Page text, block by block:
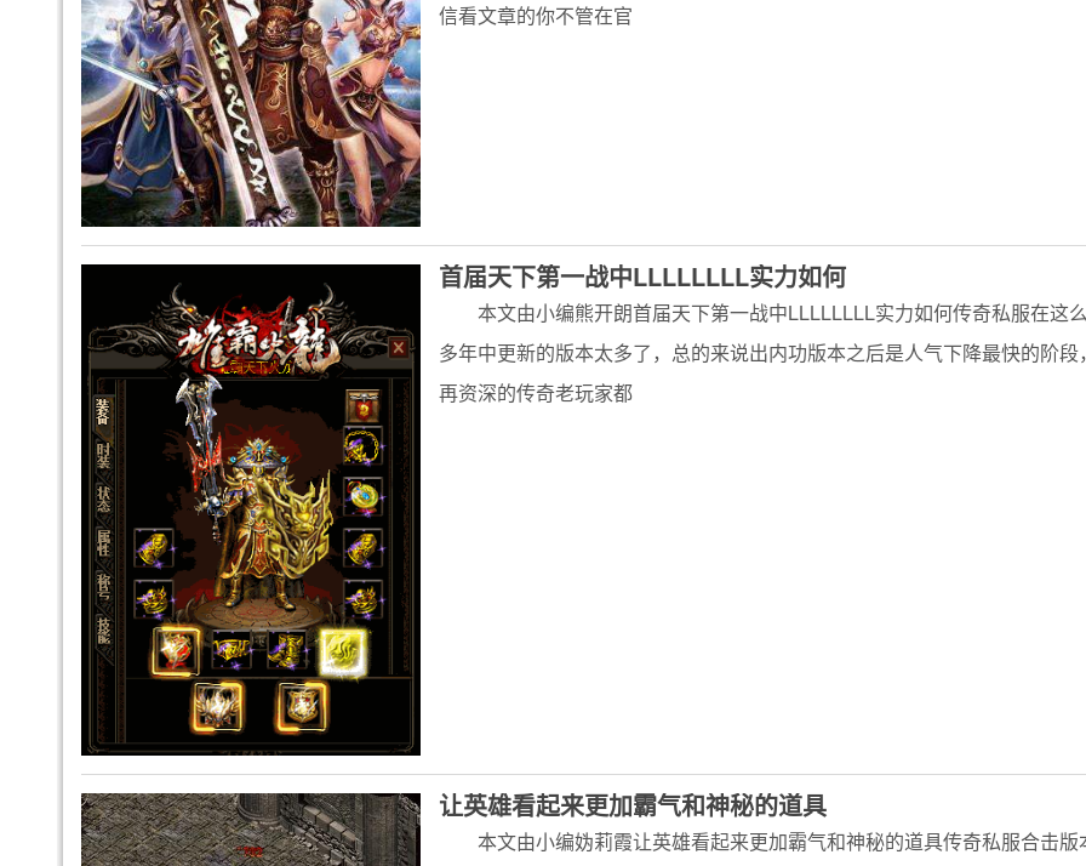
信看文章的你不管在官
首届天下第一战中LLLLLLLL实力如何
本文由小编熊开朗首届天下第一战中LLLLLLLL实力如何传奇私服在这
多年中更新的版本太多了，总的来说出内功版本之后是人气下降最快的阶段
再资深的传奇老玩家都
让英雄看起来更加霸气和神秘的道具
本文由小编妫莉霞让英雄看起来更加霸气和神秘的道具传奇私服合击版